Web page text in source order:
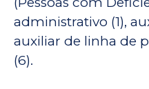
administrativo (1),
auxiliar de linha de
(6).